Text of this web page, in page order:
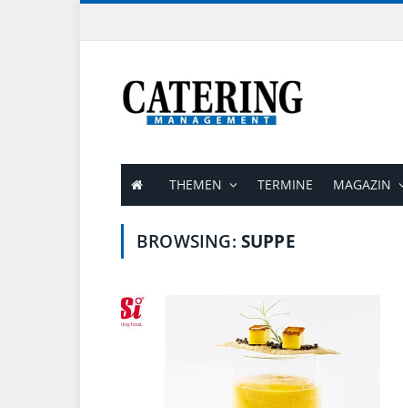
THEMEN TERMINE MAGAZIN
BROWSING: SUPPE